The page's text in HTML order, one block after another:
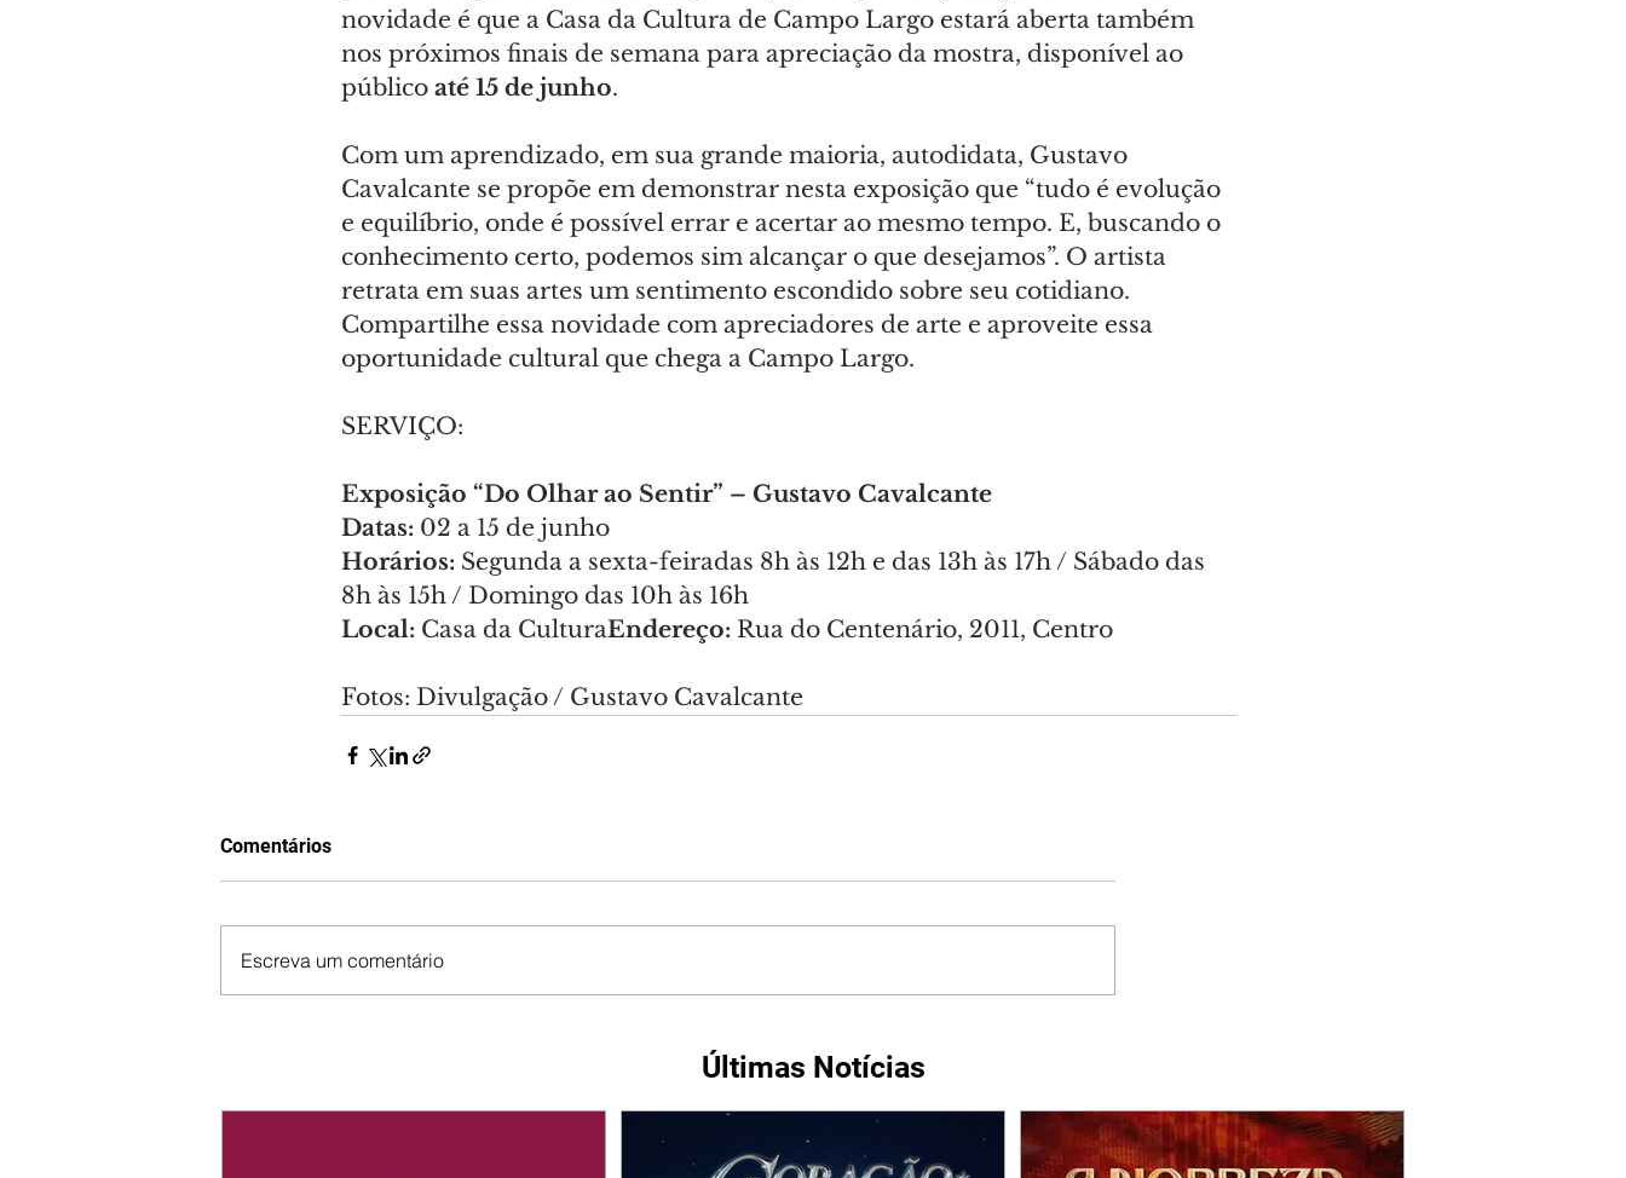
novidade é que a Casa da Cultura de Campo Largo estará aberta também
nos próximos finais de semana para apreciação da mostra, disponível ao
público até 15 de junho.
Com um aprendizado, em sua grande maioria, autodidata, Gustavo
Cavalcante se propõe em demonstrar nesta exposição que “tudo é evolução
e equilíbrio, onde é possível errar e acertar ao mesmo tempo. E, buscando o
conhecimento certo, podemos sim alcançar o que desejamos”. O artista
retrata em suas artes um sentimento escondido sobre seu cotidiano.
Compartilhe essa novidade com apreciadores de arte e aproveite essa
oportunidade cultural que chega a Campo Largo.
SERVIÇO:
Exposição “Do Olhar ao Sentir” – Gustavo Cavalcante
Datas: 02 a 15 de junho
Horários: Segunda a sexta-feiradas 8h às 12h e das 13h às 17h / Sábado das
8h às 15h / Domingo das 10h às 16h
Local: Casa da CulturaEndereço: Rua do Centenário, 2011, Centro
Fotos: Divulgação / Gustavo Cavalcante
Comentários
Escreva um comentário
Últimas Notícias